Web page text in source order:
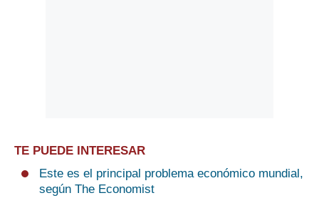
TE PUEDE INTERESAR
Este es el principal problema económico mundial,
según The Economist